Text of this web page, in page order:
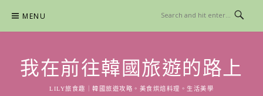
content
MENU
我在前往韓國旅遊的路上
LILY旅食趣｜韓國旅遊攻略。美食烘焙料理。生活美學